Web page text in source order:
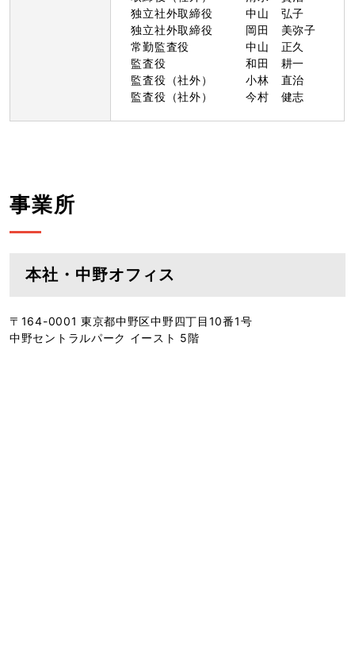
独立社外取締役
中山 弘子
独立社外取締役
岡田 美弥子
常勤監査役
中山 正久
監査役
和田 耕一
監査役（社外）
小林 直治
監査役（社外）
今村 健志
事業所
本社・中野オフィス
〒164-0001 東京都中野区中野四丁目10番1号
中野セントラルパーク イースト 5階